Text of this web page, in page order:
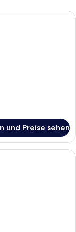
mit zwei Betten,
und Preise sehen
bezogenes Bett mit